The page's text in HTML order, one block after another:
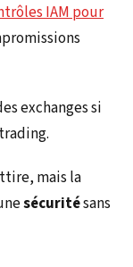
IAM pour
exchanges si
mais la
sécuritésans